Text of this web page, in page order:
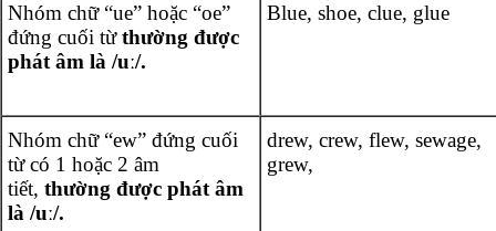
Nhóm chữ “ue” hoặc “oe”
đứng cuối từthường được
phát âm là /uː/.
Blue, shoe, clue, glue
Nhóm chữ “ew” đứng cuối
từ có 1 hoặc 2 âm
tiết, thường được phát âm
là /uː/.
drew, crew, flew, sewage,
grew,